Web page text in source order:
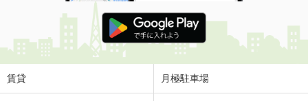
賃貸 月極駐車場